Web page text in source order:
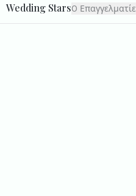
Wedding Stars0